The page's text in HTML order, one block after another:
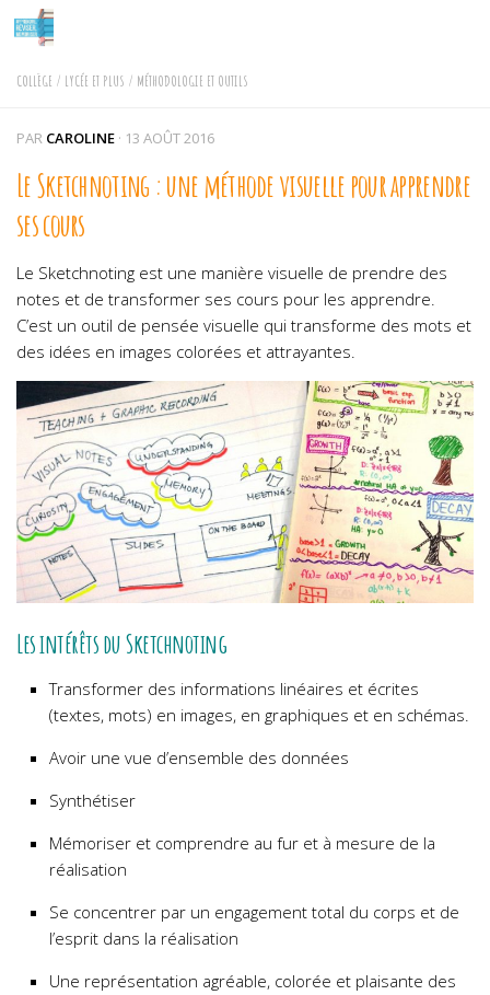
Skip to content
COLLÈGE / LYCÉE ET PLUS / MÉTHODOLOGIE ET OUTILS
PAR CAROLINE · 13 AOÛT 2016
Le Sketchnoting : une méthode visuelle pour apprendre
ses cours
Le Sketchnoting est une manière visuelle de prendre des
notes et de transformer ses cours pour les apprendre.
C’est un outil de pensée visuelle qui transforme des mots et
des idées en images colorées et attrayantes.
Les intérêts du Sketchnoting
Transformer des informations linéaires et écrites
(textes, mots) en images, en graphiques et en schémas.
Avoir une vue d’ensemble des données
Synthétiser
Mémoriser et comprendre au fur et à mesure de la
réalisation
Se concentrer par un engagement total du corps et de
l’esprit dans la réalisation
Une représentation agréable, colorée et plaisante des